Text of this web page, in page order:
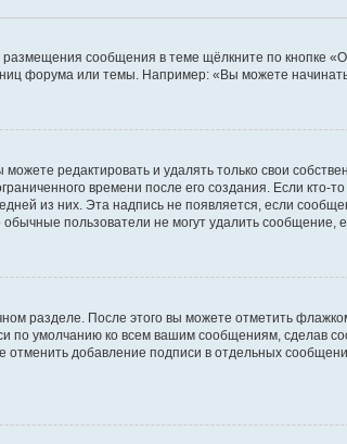
сообщения в теме щёлкните по кнопке
форума или темы. Например: «Вы можете
редактировать и удалять только свои
времени после его создания. Если
из них. Эта надпись не появляется, если
пользователи не могут удалить сообщение,
разделе. После этого вы можете отметить
по умолчанию ко всем вашим сообщениям, сделав
добавление подписи в отдельных